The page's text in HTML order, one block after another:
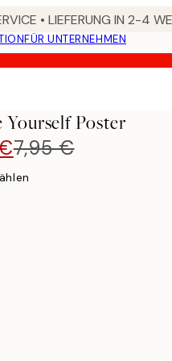
• LIEFERUNG IN 2-4
FÜR UNTERNEHMEN
Yourself Poster
7,95 €